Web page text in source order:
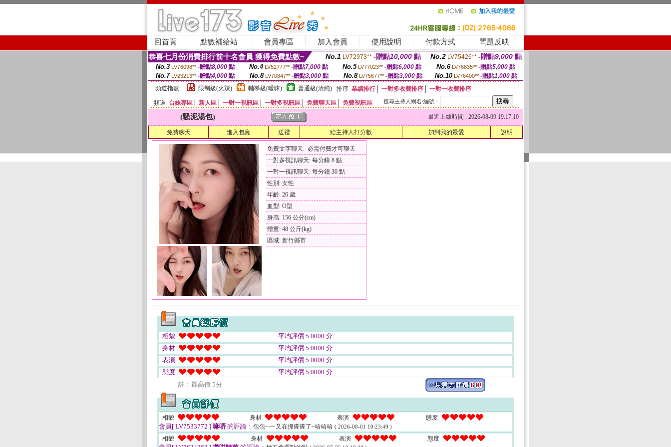
回首頁 點數補給站 會員專區 加入會員 使用說明 付款方式 問題反映
恭喜七月份消費排行前十名會員 獲得免費點數~ No.1 LV72973** -贈點10,000 點 No.2 LV75426** -贈點9,000 點
No.3 LV76098** -贈點8,000點 No.4 LV52777** -贈點7,000點 No.5 LV77023** -贈點6,000點 No.6 LV76835** -贈點5,000點
No.7 LV23213** -贈點4,000 點 No.8 LV70847** -贈點3,000 點 No.8 LV75677** -贈點3,000點 No.10 LV76400** -贈點1,000 點
頻道指數
限制級(火辣) 輔導級(曖昧) 普通級(清純) 排序 業績排行│ 一對多收費排序
一對一收費排序
頻道 台妹專區 新人區 一對一視訊區 一對多視訊區 免費聊天區 免費視訊區 搜尋主持人網名/編號：
(騷泥湯包) 最近上線時間 : 2026-08-09 19:17:10
免費聊天 進入包廂 送禮 給主持人打分數 加到我的最愛 說明
免費文字聊天: 必需付費才可聊天
一對多視訊聊天: 每分鐘 8 點
一對一視訊聊天: 每分鐘 30 點
性別: 女性
年齡: 26 歲
血型: O型
身高: 156 公分(cm)
體重: 48 公斤(kg)
區域: 新竹縣市
相貌
平均評價 5.0000 分
身材
平均評價 5.0000 分
表演
平均評價 5.0000 分
態度
平均評價 5.0000 分
註﹕最高值 5分
相貌 身材 表演 態度
會員[ LV7533772 ] 嘛哢的評論： 包包~~~又在抓癢癢了~哈哈哈 ( 2026-08-01 10:23:49 )
相貌 身材 表演 態度